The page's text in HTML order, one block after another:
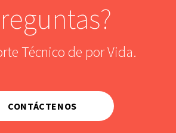
Técnico de por Vida.
CONTÁCTENOS